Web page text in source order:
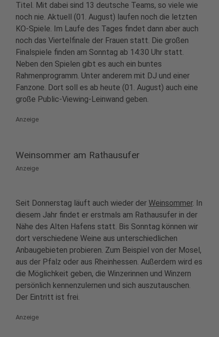
Titel. Mit dabei sind 13 deutsche Teams, so viele wie
noch nie. Aktuell (01. August) laufen noch die letzten
KO-Spiele. Im Laufe des Tages findet dann aber auch
noch das Viertelfinale der Frauen statt. Die großen
Finalspiele finden am Sonntag ab 14:30 Uhr statt.
Neben den Spielen gibt es auch ein buntes
Rahmenprogramm. Unter anderem mit DJ und einer
Fanzone. Dort soll es ab heute (01. August) auch eine
große Public-Viewing-Leinwand geben.
Anzeige
Weinsommer am Rathausufer
Anzeige
Seit Donnerstag läuft auch wieder der Weinsommer. In
diesem Jahr findet er erstmals am Rathausufer in der
Nähe des Alten Hafens statt. Bis Sonntag können wir
dort verschiedene Weine aus unterschiedlichen
Anbaugebieten probieren. Zum Beispiel von der Mosel,
aus der Pfalz oder aus Rheinhessen. Außerdem wird es
die Möglichkeit geben, die Winzerinnen und Winzern
persönlich kennenzulernen und sich auszutauschen.
Der Eintritt ist frei.
Anzeige